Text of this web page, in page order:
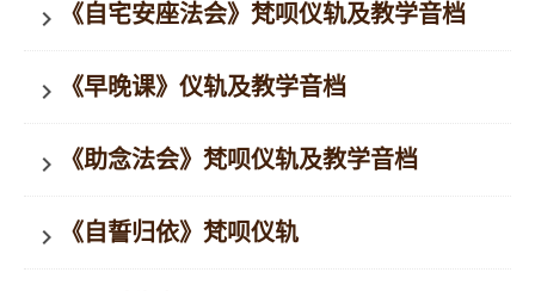
keyboard_arrow_right 《自宅安座法会》梵呗仪轨及教学音档
keyboard_arrow_right 《早晚课》仪轨及教学音档
keyboard_arrow_right 《助念法会》梵呗仪轨及教学音档
keyboard_arrow_right 《自誓归依》梵呗仪轨